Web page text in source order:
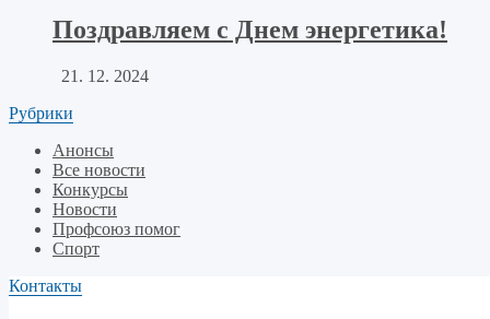
Поздравляем с Днем энергетика!
21. 12. 2024
Рубрики
Анонсы
Все новости
Конкурсы
Новости
Профсоюз помог
Спорт
Контакты